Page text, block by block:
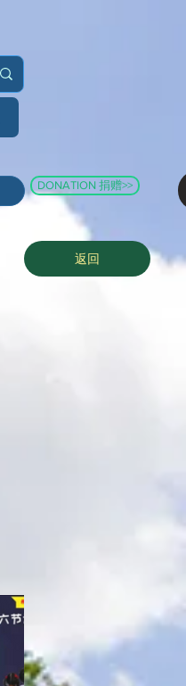
DONATION 捐赠>>
返回